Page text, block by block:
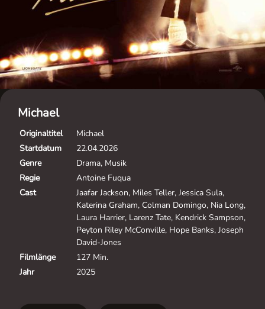
Michael
Originaltitel
Michael
Startdatum
22.04.2026
Genre
Drama, Musik
Regie
Antoine Fuqua
Cast
Jaafar Jackson, Miles Teller, Jessica Sula,
Katerina Graham, Colman Domingo, Nia Long,
Laura Harrier, Larenz Tate, Kendrick Sampson,
Peyton Riley McConville, Hope Banks, Joseph
David-Jones
Filmlänge
127 Min.
Jahr
2025